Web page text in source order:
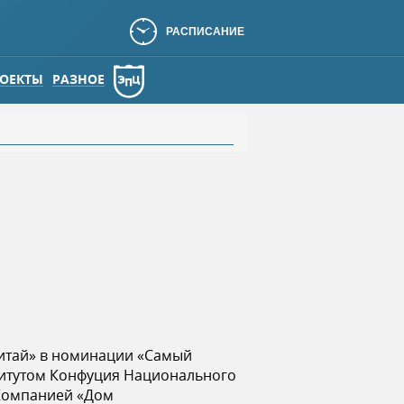
РАСПИСАНИЕ
РАЗНОЕ
в номинации «Самый
Конфуция Национального
«Дом